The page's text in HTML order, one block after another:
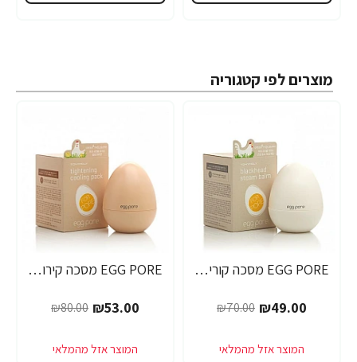
מוצרים לפי קטגוריה
-30% EGG PORE מסכה קוריאנית לניקוי ראשים שחורים 30 גרם - מבית Tony Moly
₪49.00
₪70.00
-34% EGG PORE מסכה קירור לכיווץ נקבוביות 30 גרם - מבית Tony Moly
₪53.00
₪80.00